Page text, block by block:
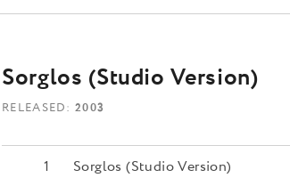
Sorglos (Studio Version)
RELEASED 2003
Sorglos (Studio Version)